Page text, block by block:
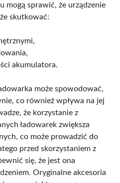
mogą sprawić, że urządzenie
skutkować:
akumulatora.
może spowodować,
co również wpływa na jej
że korzystanie z
ładowarek zwiększa
co może prowadzić do
przed skorzystaniem z
się, że jest ona
Oryginalne akcesoria